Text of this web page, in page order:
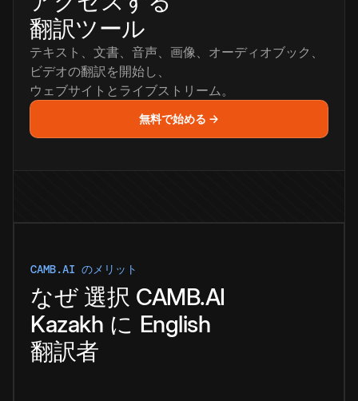
翻訳ツール
テキスト、文書、音声、画像、オーディオブック、
ビデオの翻訳を開始し、
ウェブサイトとライブストリーム。
無料で始める →
CAMB.AI のメリット
なぜ 選択 CAMB.AI
Kazakh に English
翻訳者